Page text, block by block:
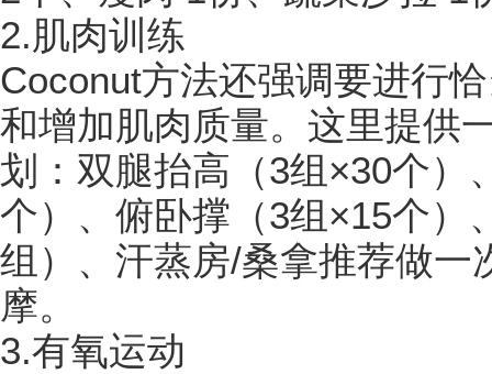
2.肌肉训练
Coconut方法还强调要进行
和增加肌肉质量。这里提供
划：双腿抬高（3组×30个）
个）、俯卧撑（3组×15个）
组）、汗蒸房/桑拿推荐做一
摩。
3.有氧运动